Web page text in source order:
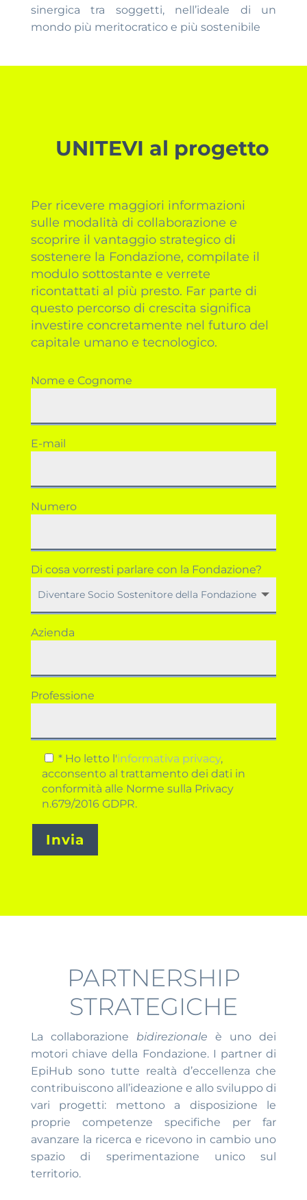
sinergica tra soggetti, nell’ideale di un
mondo più meritocratico e più sostenibile
UNITEVI al progetto
Per ricevere maggiori informazioni
sulle modalità di collaborazione e
scoprire il vantaggio strategico di
sostenere la Fondazione, compilate il
modulo sottostante e verrete
ricontattati al più presto. Far parte di
questo percorso di crescita significa
investire concretamente nel futuro del
capitale umano e tecnologico.
Nome e Cognome
E-mail
Numero
Di cosa vorresti parlare con la Fondazione?
Azienda
Professione
* Ho letto l'informativa privacy,
acconsento al trattamento dei dati in
conformità alle Norme sulla Privacy
n.679/2016 GDPR.
Invia
PARTNERSHIP
STRATEGICHE
La collaborazione bidirezionaleè uno dei
motori chiave della Fondazione. I partner di
EpiHub sono tutte realtà d’eccellenza che
contribuiscono all’ideazione e allo sviluppo di
vari progetti: mettono a disposizione le
proprie competenze specifiche per far
avanzare la ricerca e ricevono in cambio uno
spazio di sperimentazione unico sul
territorio.